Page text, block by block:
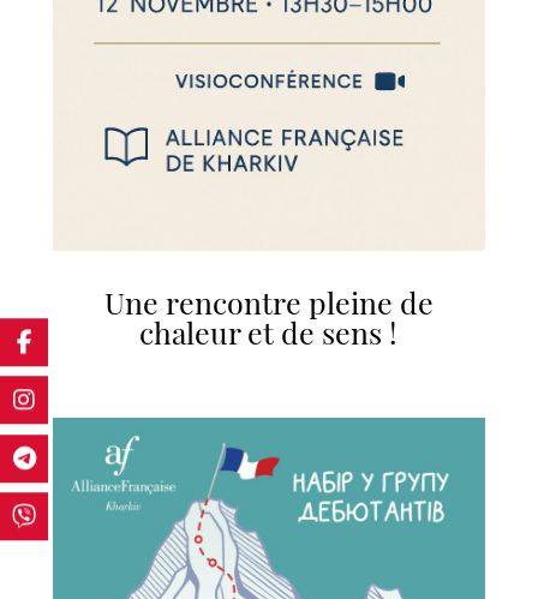
Une rencontre pleine de
chaleur et de sens !